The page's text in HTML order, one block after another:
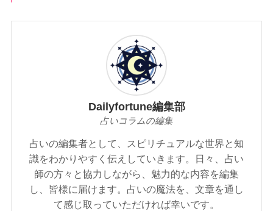
Dailyfortune編集部
占いコラムの編集
占いの編集者として、スピリチュアルな世界と知
識をわかりやすく伝えしていきます。日々、占い
師の方々と協力しながら、魅力的な内容を編集
し、皆様に届けます。占いの魔法を、文章を通し
て感じ取っていただければ幸いです。